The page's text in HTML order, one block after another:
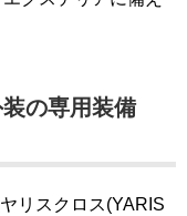
の専用装備
リスクロス(YARIS